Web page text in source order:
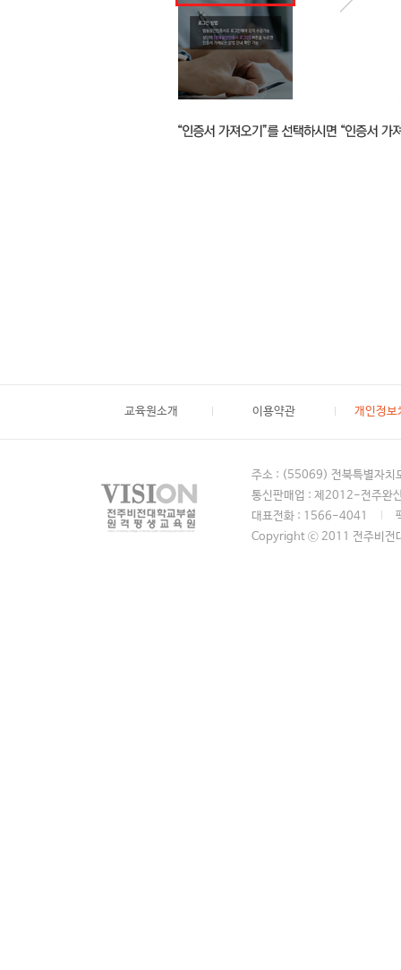
교육원소개 이용약관 개인정보
주소 : (55069) 전북특별자치
통신판매업 : 제2012-전주완
대표전화 : 1566-4041
Copyright ⓒ 2011 전주비전